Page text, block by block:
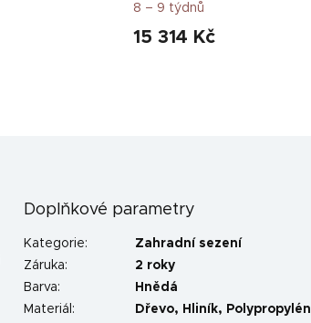
8 – 9 týdnů
15 314 Kč
Doplňkové parametry
Kategorie:
Zahradní sezení
Záruka:
2 roky
Barva:
Hnědá
Materiál : Dřevo, Hliník, Polypropylén